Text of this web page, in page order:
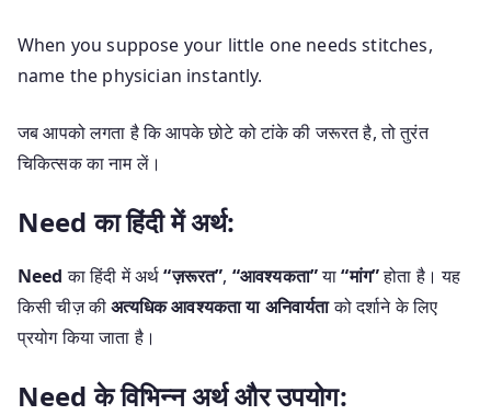
When you suppose your little one needs stitches,
name the physician instantly.
जब आपको लगता है कि आपके छोटे को टांके की जरूरत है, तो तुरंत
चिकित्सक का नाम लें।
Need का हिंदी में अर्थ:
Need का हिंदी में अर्थ“ज़रूरत”, “आवश्यकता”या“मांग”होता है। यह
किसी चीज़ कीअत्यधिक आवश्यकता या अनिवार्यताको दर्शाने के लिए
प्रयोग किया जाता है।
Need के विभिन्न अर्थ और उपयोग: